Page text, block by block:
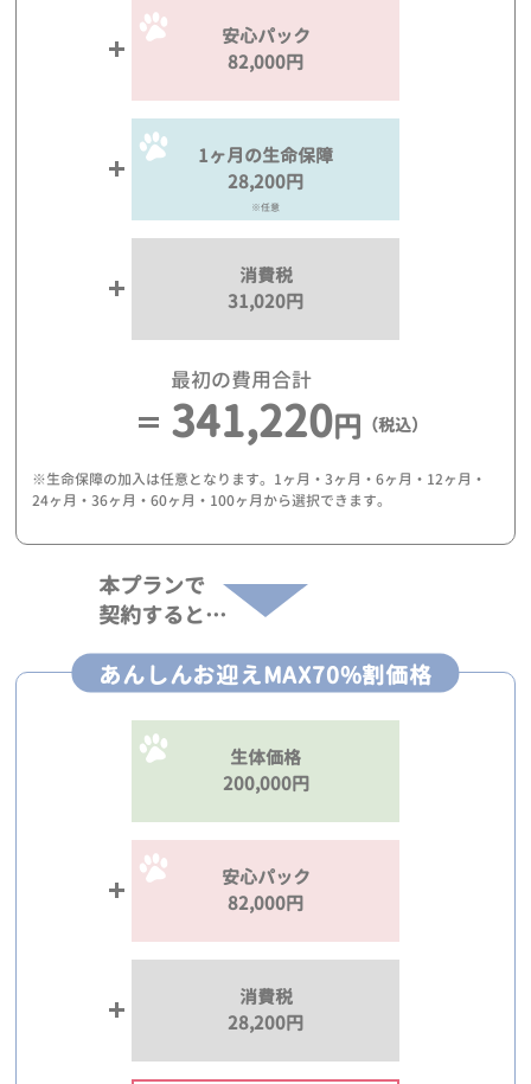
安心パック
82,000円
1ヶ月の生命保障
28,200円
※任意
消費税
31,020円
最初の費用合計
341,220円 （税込）
※生命保障の加入は任意となります。1ヶ月・3ヶ月・6ヶ月・12ヶ月・
24ヶ月・36ヶ月・60ヶ月・100ヶ月から選択できます。
本プランで
契約すると…
あんしんお迎えMAX70%割価格
生体価格
200,000円
安心パック
82,000円
消費税
28,200円